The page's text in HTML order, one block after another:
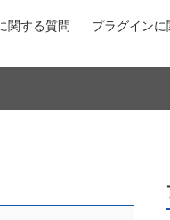
関する質問 プラグインに